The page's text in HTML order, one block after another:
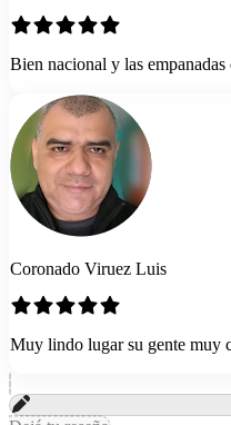
Bien nacional y las
Coronado Viruez Luis
Muy lindo lugar su gente muy